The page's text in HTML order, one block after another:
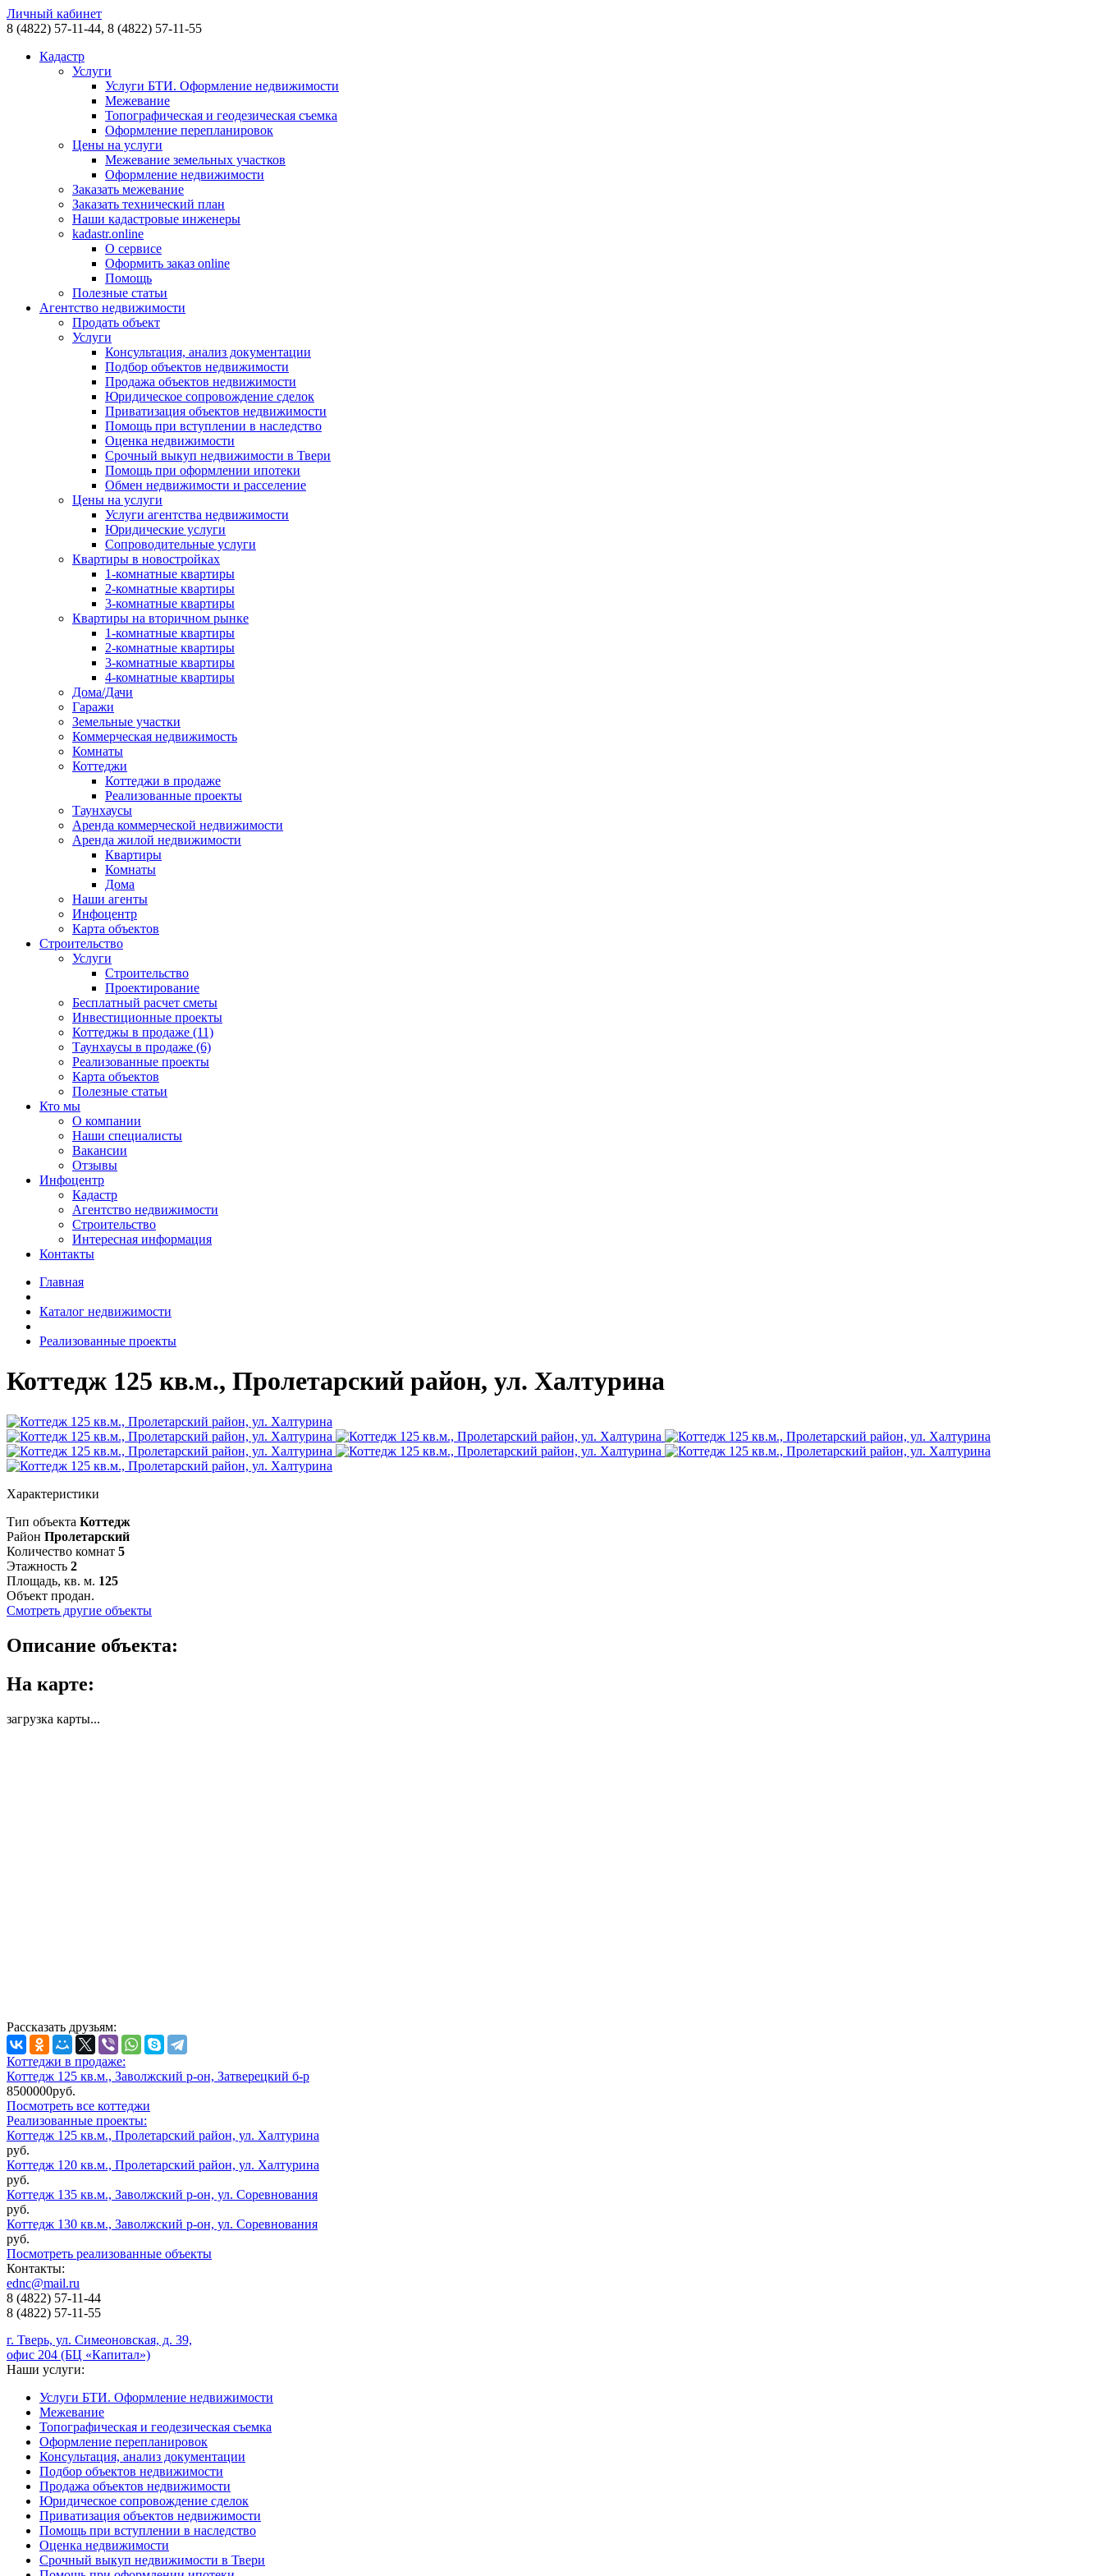
Личный кабинет
8 (4822) 57-11-44, 8 (4822) 57-11-55
Кадастр
Услуги
Услуги БТИ. Оформление недвижимости
Межевание
Топографическая и геодезическая съемка
Оформление перепланировок
Цены на услуги
Межевание земельных участков
Оформление недвижимости
Заказать межевание
Заказать технический план
Наши кадастровые инженеры
kadastr.online
О сервисе
Оформить заказ online
Помощь
Полезные статьи
Агентство недвижимости
Продать объект
Услуги
Консультация, анализ документации
Подбор объектов недвижимости
Продажа объектов недвижимости
Юридическое сопровождение сделок
Приватизация объектов недвижимости
Помощь при вступлении в наследство
Оценка недвижимости
Срочный выкуп недвижимости в Твери
Помощь при оформлении ипотеки
Обмен недвижимости и расселение
Цены на услуги
Услуги агентства недвижимости
Юридические услуги
Сопроводительные услуги
Квартиры в новостройках
1-комнатные квартиры
2-комнатные квартиры
3-комнатные квартиры
Квартиры на вторичном рынке
1-комнатные квартиры
2-комнатные квартиры
3-комнатные квартиры
4-комнатные квартиры
Дома/Дачи
Гаражи
Земельные участки
Коммерческая недвижимость
Комнаты
Коттеджи
Коттеджи в продаже
Реализованные проекты
Таунхаусы
Аренда коммерческой недвижимости
Аренда жилой недвижимости
Квартиры
Комнаты
Дома
Наши агенты
Инфоцентр
Карта объектов
Строительство
Услуги
Строительство
Проектирование
Бесплатный расчет сметы
Инвестиционные проекты
Коттеджы в продаже (11)
Таунхаусы в продаже (6)
Реализованные проекты
Карта объектов
Полезные статьи
Кто мы
О компании
Наши специалисты
Вакансии
Отзывы
Инфоцентр
Кадастр
Агентство недвижимости
Строительство
Интересная информация
Контакты
Главная
Каталог недвижимости
Реализованные проекты
Коттедж 125 кв.м., Пролетарский район, ул. Халтурина
Характеристики
Тип объекта Коттедж
Район Пролетарский
Количество комнат 5
Этажность 2
Площадь, кв. м. 125
Объект продан.
Смотреть другие объекты
Описание объекта:
На карте:
загрузка карты...
Рассказать друзьям:
Коттеджи в продаже:
Коттедж 125 кв.м., Заволжский р-он, Затверецкий б-р
8500000руб.
Посмотреть все коттеджи
Реализованные проекты:
Коттедж 125 кв.м., Пролетарский район, ул. Халтурина
руб.
Коттедж 120 кв.м., Пролетарский район, ул. Халтурина
руб.
Коттедж 135 кв.м., Заволжский р-он, ул. Соревнования
руб.
Коттедж 130 кв.м., Заволжский р-он, ул. Соревнования
руб.
Посмотреть реализованные объекты
Контакты:
ednc@mail.ru
8 (4822) 57-11-44
8 (4822) 57-11-55
г. Тверь, ул. Симеоновская, д. 39,
офис 204 (БЦ «Капитал»)
Наши услуги:
Услуги БТИ. Оформление недвижимости
Межевание
Топографическая и геодезическая съемка
Оформление перепланировок
Консультация, анализ документации
Подбор объектов недвижимости
Продажа объектов недвижимости
Юридическое сопровождение сделок
Приватизация объектов недвижимости
Помощь при вступлении в наследство
Оценка недвижимости
Срочный выкуп недвижимости в Твери